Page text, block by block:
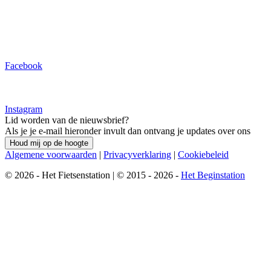
Facebook
Instagram
Lid worden van de nieuwsbrief?
Als je je e-mail hieronder invult dan ontvang je updates over ons
Houd mij op de hoogte
Algemene voorwaarden | Privacyverklaring | Cookiebeleid
© 2026 - Het Fietsenstation | © 2015 - 2026 - Het Beginstation